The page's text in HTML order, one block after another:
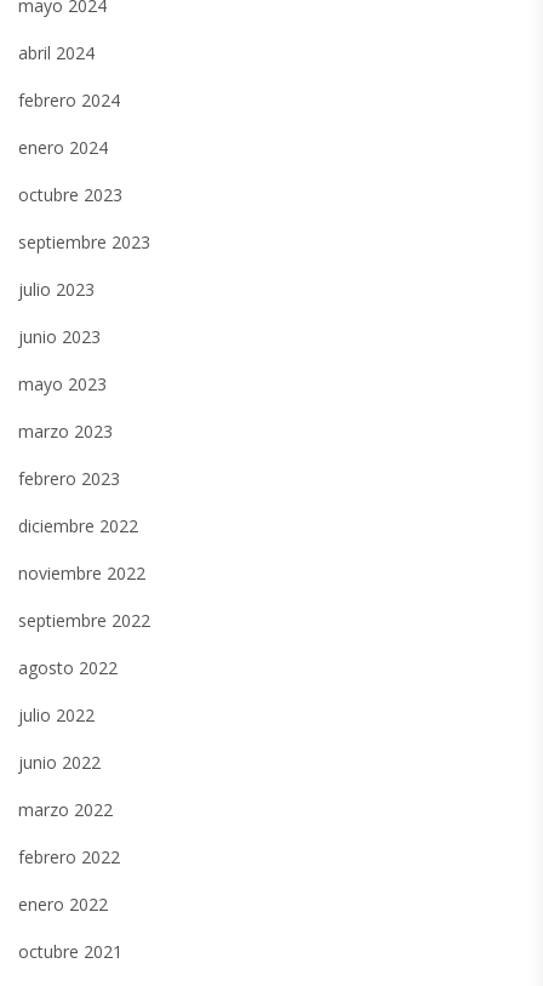
mayo 2024
abril 2024
febrero 2024
enero 2024
octubre 2023
septiembre 2023
julio 2023
junio 2023
mayo 2023
marzo 2023
febrero 2023
diciembre 2022
noviembre 2022
septiembre 2022
agosto 2022
julio 2022
junio 2022
marzo 2022
febrero 2022
enero 2022
octubre 2021